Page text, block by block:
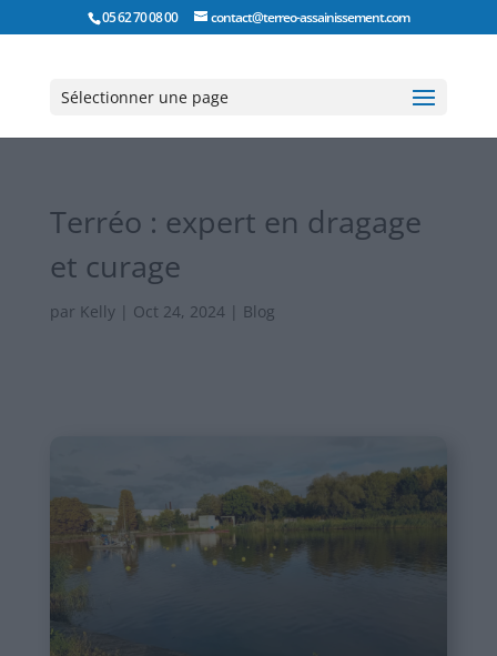
05 62 70 08 00 contact@terreo-assainissement.com
Sélectionner une page
Terréo : expert en dragage
et curage
par Kelly| Oct 24, 2024| Blog